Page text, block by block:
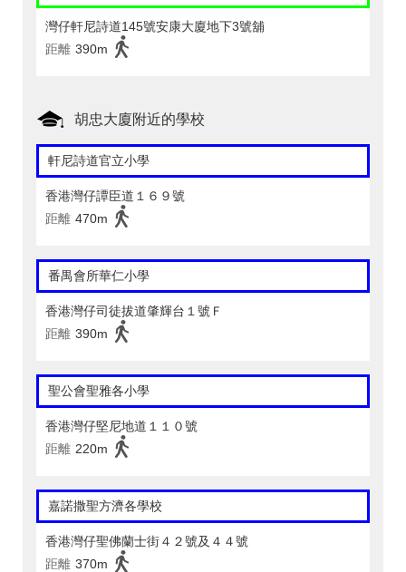
灣仔軒尼詩道145號安康大廈地下3號舖
距離 390m
胡忠大廈附近的學校
軒尼詩道官立小學
香港灣仔譚臣道１６９號
距離 470m
番禺會所華仁小學
香港灣仔司徒拔道肇輝台１號Ｆ
距離 390m
聖公會聖雅各小學
香港灣仔堅尼地道１１０號
距離 220m
嘉諾撒聖方濟各學校
香港灣仔聖佛蘭士街４２號及４４號
距離 370m